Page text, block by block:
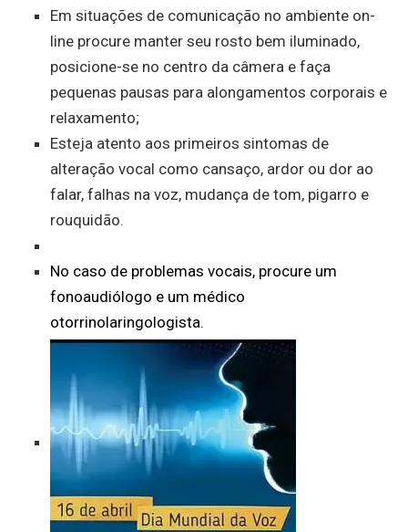
Em situações de comunicação no ambiente on-
line procure manter seu rosto bem iluminado,
posicione-se no centro da câmera e faça
pequenas pausas para alongamentos corporais e
relaxamento;
Esteja atento aos primeiros sintomas de
alteração vocal como cansaço, ardor ou dor ao
falar, falhas na voz, mudança de tom, pigarro e
rouquidão.
No caso de problemas vocais, procure um
fonoaudiólogo e um médico
otorrinolaringologista.